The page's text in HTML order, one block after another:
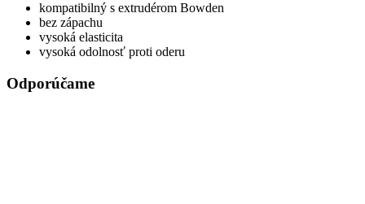
kompatibilný s extrudérom Bowden
bez zápachu
vysoká elasticita
vysoká odolnosť proti oderu
Odporúčame